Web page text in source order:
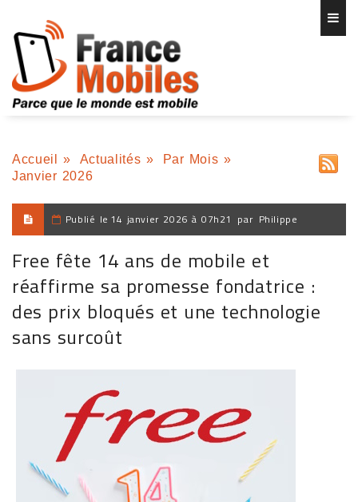
Accueil » Actualités » Par Mois »
Janvier 2026
Publié le 14 janvier 2026 à 07h21 par Philippe
Free fête 14 ans de mobile et
réaffirme sa promesse fondatrice :
des prix bloqués et une technologie
sans surcoût